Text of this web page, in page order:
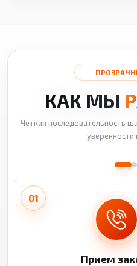
КАК МЫ
Четкая последовательность
уверенности
01
Прием